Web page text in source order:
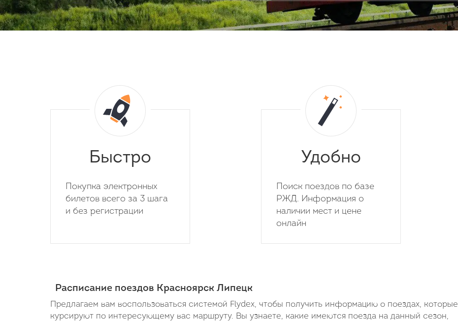
Быстро
Покупка электронных
билетов всего за 3 шага
и без регистрации
Удобно
Поиск поездов по базе
РЖД. Информация о
наличии мест и цене
онлайн
Расписание поездов Красноярск Липецк
Предлагаем вам воспользоваться системой Flydex, чтобы получить информацию о поездах, которые
курсируют по интересующему вас маршруту. Вы узнаете, какие имеются поезда на данный сезон,